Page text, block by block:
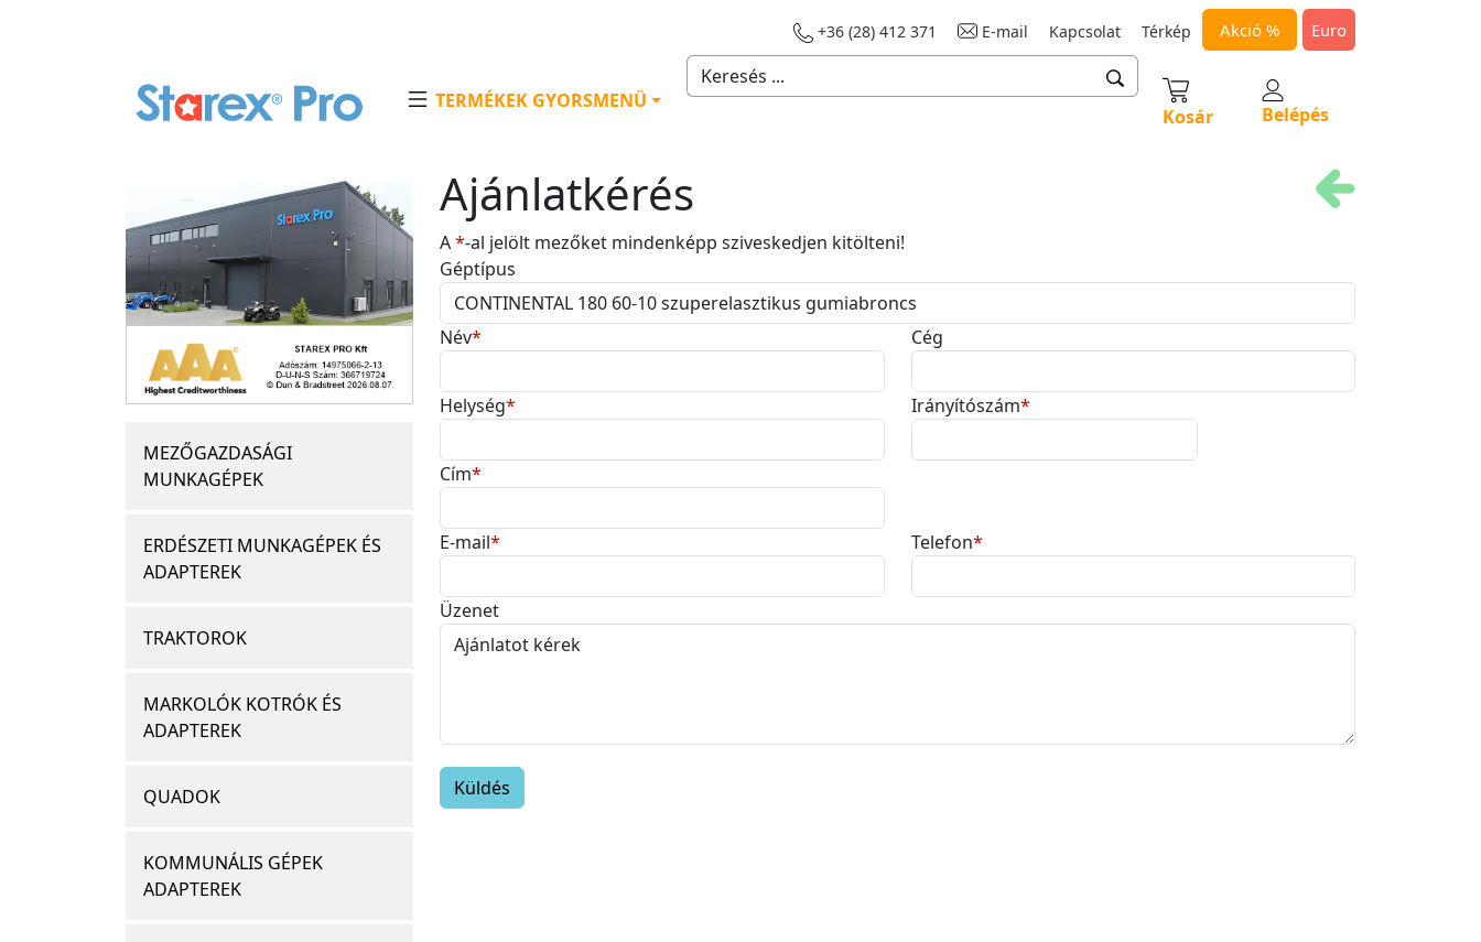
+36 (28) 412 371 E-mail Kapcsolat Térkép Akció % Euro
TERMÉKEK GYORSMENÜ
Kosár Belépés
MEZŐGAZDASÁGI
MUNKAGÉPEK
ERDÉSZETI MUNKAGÉPEK ÉS
ADAPTEREK
TRAKTOROK
MARKOLÓK KOTRÓK ÉS
ADAPTEREK
QUADOK
KOMMUNÁLIS GÉPEK
ADAPTEREK
Ajánlatkérés
A*-al jelölt mezőket mindenképp sziveskedjen kitölteni!
Géptípus
Név* Cég
Helység* Irányítószám*
Cím*
E-mail* Telefon*
Üzenet